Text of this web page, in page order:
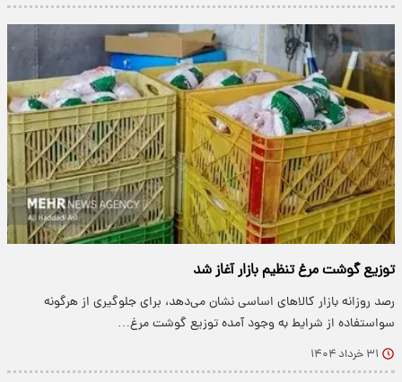
توزیع گوشت مرغ تنظیم بازار آغاز شد
رصد روزانه بازار کالاهای اساسی نشان می‌دهد، برای جلوگیری از هرگونه
سواستفاده از شرایط به وجود آمده توزیع گوشت مرغ…
۳۱ خرداد ۱۴۰۴